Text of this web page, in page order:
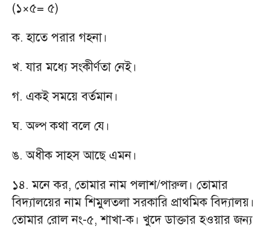
(১×৫= ৫)
ক. হাতে পরার গহনা।
খ. যার মধ্যে সংকীর্ণতা নেই।
গ. একই সময়ে বর্তমান।
ঘ. অল্প কথা বলে যে।
ঙ. অধীক সাহস আছে এমন।
১৪. মনে কর, তোমার নাম পলাশ/পারুল। তোমার
বিদ্যালয়ের নাম শিমুলতলা সরকারি প্রাথমিক বিদ্যালয়।
তোমার রোল নং-৫, শাখা-ক। খুদে ডাক্তার হওয়ার জন্য